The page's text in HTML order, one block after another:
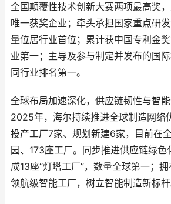
全国颠覆性技术创新大赛两项最高奖
唯一获奖企业；牵头承担国家重点研
量位居行业首位；累计获中国专利金
业第一；主导及参与制定并发布的国
同行业排名第一。
全球布局加速深化，供应链韧性与智能
2025年，海尔持续推进全球制造网络
投产工厂7家、规划新建6家，目前在
园、173座工厂。同步推进供应链绿色
成13座“灯塔工厂”，数量全球第一；
领航级智能工厂，树立智能制造新标杆